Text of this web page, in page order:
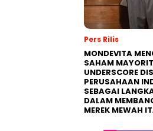
Pers Rilis
MONDEVITA
SAHAM
UNDERSCORE
PERUSAHAAN
SEBAGAI
DALAM
MEREK MEWAH